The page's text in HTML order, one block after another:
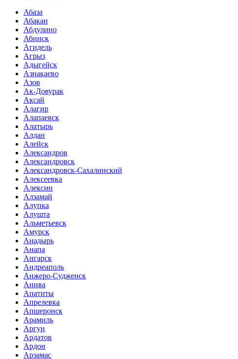
Абаза
Абакан
Абдулино
Абинск
Агидель
Агрыз
Адыгейск
Азнакаево
Азов
Ак-Довурак
Аксай
Алагир
Алапаевск
Алатырь
Алдан
Алейск
Александров
Александровск
Александровск-Сахалинский
Алексеевка
Алексин
Алзамай
Алупка
Алушта
Альметьевск
Амурск
Анадырь
Анапа
Ангарск
Андреаполь
Анжеро-Судженск
Анива
Апатиты
Апрелевка
Апшеронск
Арамиль
Аргун
Ардатов
Ардон
Арзамас